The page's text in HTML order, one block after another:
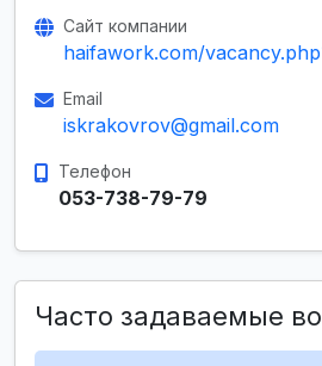
Сайт компании
haifawork.com/
Email
iskrakovrov@gmail.com
Телефон
053-738-79-79
Часто задаваемые